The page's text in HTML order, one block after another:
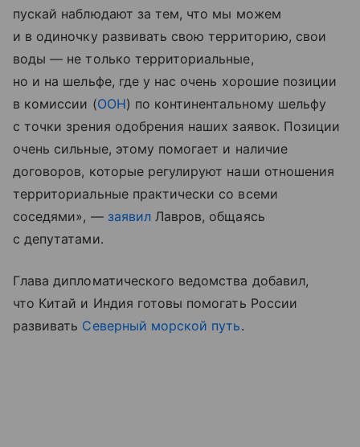
пускай наблюдают за тем, что мы можем
и в одиночку развивать свою территорию, свои
воды — не только территориальные,
но и на шельфе, где у нас очень хорошие позиции
в комиссии (ООН) по континентальному шельфу
с точки зрения одобрения наших заявок. Позиции
очень сильные, этому помогает и наличие
договоров, которые регулируют наши отношения
территориальные практически со всеми
соседями», — заявилЛавров, общаясь
с депутатами.
Глава дипломатического ведомства добавил,
что Китай и Индия готовы помогать России
развивать Северный морской путь.